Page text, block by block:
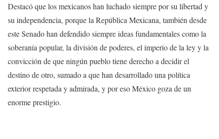
Destacó que los mexicanos han luchado siempre por su libertad y
su independencia, porque la República Mexicana, también desde
este Senado han defendido siempre ideas fundamentales como la
soberanía popular, la división de poderes, el imperio de la ley y la
convicción de que ningún pueblo tiene derecho a decidir el
destino de otro, sumado a que han desarrollado una política
exterior respetada y admirada, y por eso México goza de un
enorme prestigio.